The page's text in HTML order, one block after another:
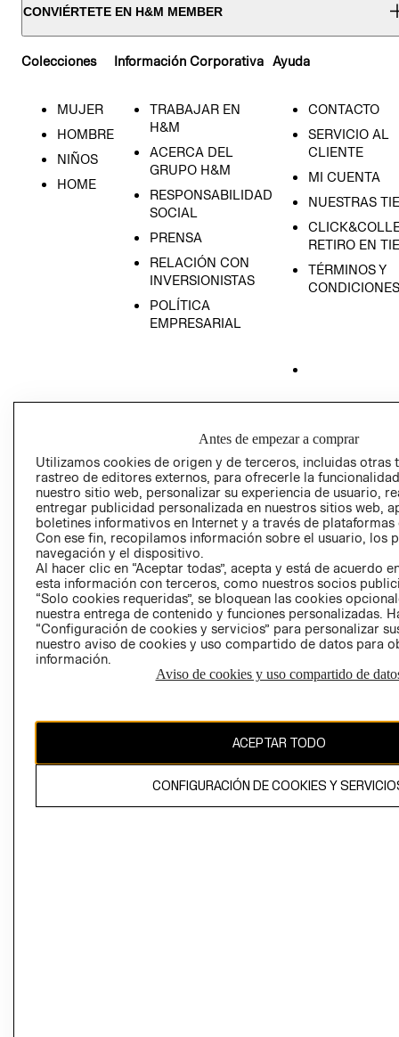
CONVIÉRTETE EN H&M MEMBER
Colecciones
MUJER
HOMBRE
NIÑOS
HOME
Información Corporativa
TRABAJAR EN
H&M
ACERCA DEL
GRUPO H&M
RESPONSABILIDAD
SOCIAL
PRENSA
RELACIÓN CON
INVERSIONISTAS
POLÍTICA
EMPRESARIAL
Ayuda
CONTACTO
SERVICIO AL
CLIENTE
MI CUENTA
NUESTRAS
RETIRO EN
TÉRMINOS Y
CONDICIONES
GIFT CARD
AVISO DE
Perú (S/)
CAMBIAR REGIÓN
propiedad de H&M Hennes & Mauritz AB
Antes de empezar a comprar
Utilizamos cookies de origen y de terceros, incluidas otras
rastreo de editores externos, para ofrecerle la
nuestro sitio web, personalizar su experiencia de usuario,
entregar publicidad personalizada en nuestros sitios web,
boletines informativos en Internet y a través de plataformas
Con ese fin, recopilamos información sobre el usuario, los
navegación y el dispositivo.
Al hacer clic en “Aceptar todas”, acepta y está de acuerdo
esta información con terceros, como nuestros socios
“Solo cookies requeridas”, se bloquean las cookies
nuestra entrega de contenido y funciones personalizadas.
“Configuración de cookies y servicios” para personalizar
nuestro aviso de cookies y uso compartido de datos para
información.
Aviso de cookies y uso compartido de
ACEPTAR TODO
CONFIGURACIÓN DE COOKIES Y